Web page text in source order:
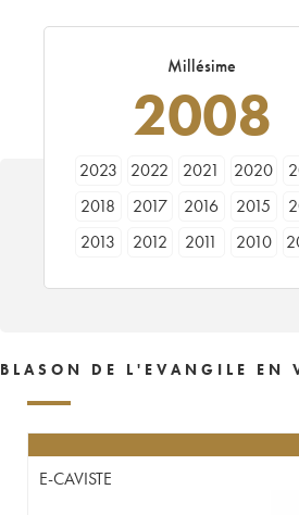
Millésime
2008
2023 2022 2021 2020
2018
2017 2016 2015
2013
2012 2011 2010
BLASON DE L'EVANGILE EN
E-CAVISTE